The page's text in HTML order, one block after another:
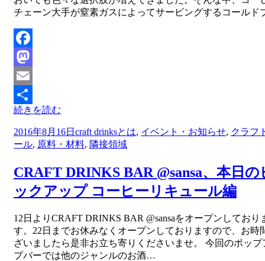
チェーン大手が窒素ガスによってサービングするコール
Facebook
Mastodon
Email
共
有
続きを読む
投
稿
2016年8月16日 craft drinksとは, イベント・お知らせ, クラフ
ール, 原料・材料, 隣接領域
CRAFT DRINKS BAR @sansa、本日の
ックアップ コーヒーリキュール編
投稿者master
12日よりCRAFT DRINKS BAR @sansaをオープンしており
す。22日までお休みなくオープンしておりますので、お時
ざいましたら是非お立ち寄りくださいませ。 今回のポップ
プバーでは他のジャンルのお酒…